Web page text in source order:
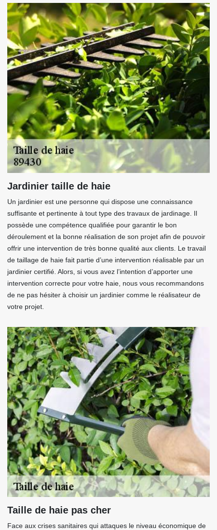
Jardinier taille de haie
Un jardinier est une personne qui dispose une connaissance
suffisante et pertinente à tout type des travaux de jardinage. Il
possède une compétence qualifiée pour garantir le bon
déroulement et la bonne réalisation de son projet afin de pouvoir
offrir une intervention de très bonne qualité aux clients. Le travail
de taillage de haie fait partie d’une intervention réalisable par un
jardinier certifié. Alors, si vous avez l’intention d’apporter une
intervention correcte pour votre haie, nous vous recommandons
de ne pas hésiter à choisir un jardinier comme le réalisateur de
votre projet.
Taille de haie pas cher
Face aux crises sanitaires qui attaques le niveau économique de